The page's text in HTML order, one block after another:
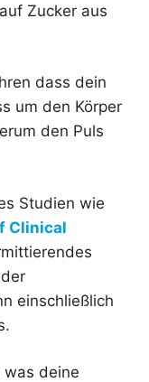
Zucker aus
dass dein
um den Körper
den Puls
Studien wie
Clinical
einschließlich
deine